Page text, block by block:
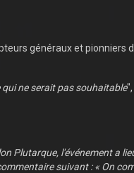
généraux et pionniers
ne serait pas souhaitable
Plutarque, l'événement a
suivant : « On